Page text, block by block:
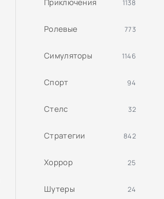
Приключения 1138
Ролевые 773
Симуляторы 1146
Спорт 94
Стелс 32
Стратегии 842
Хоррор 25
Шутеры 24